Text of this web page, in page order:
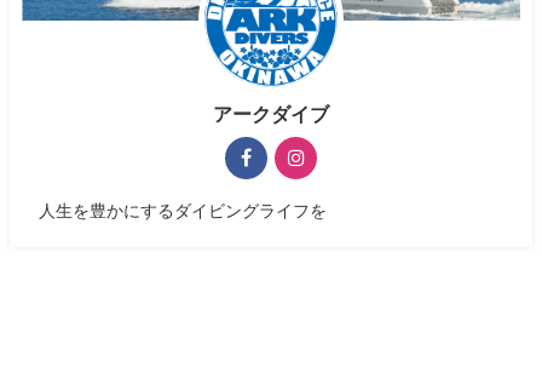
アークダイブ
人生を豊かにするダイビングライフを